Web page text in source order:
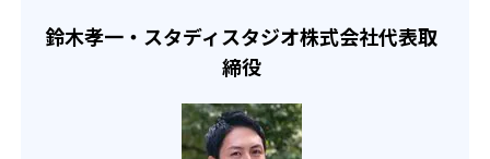
鈴木孝一・スタディスタジオ株式会社代表取
締役